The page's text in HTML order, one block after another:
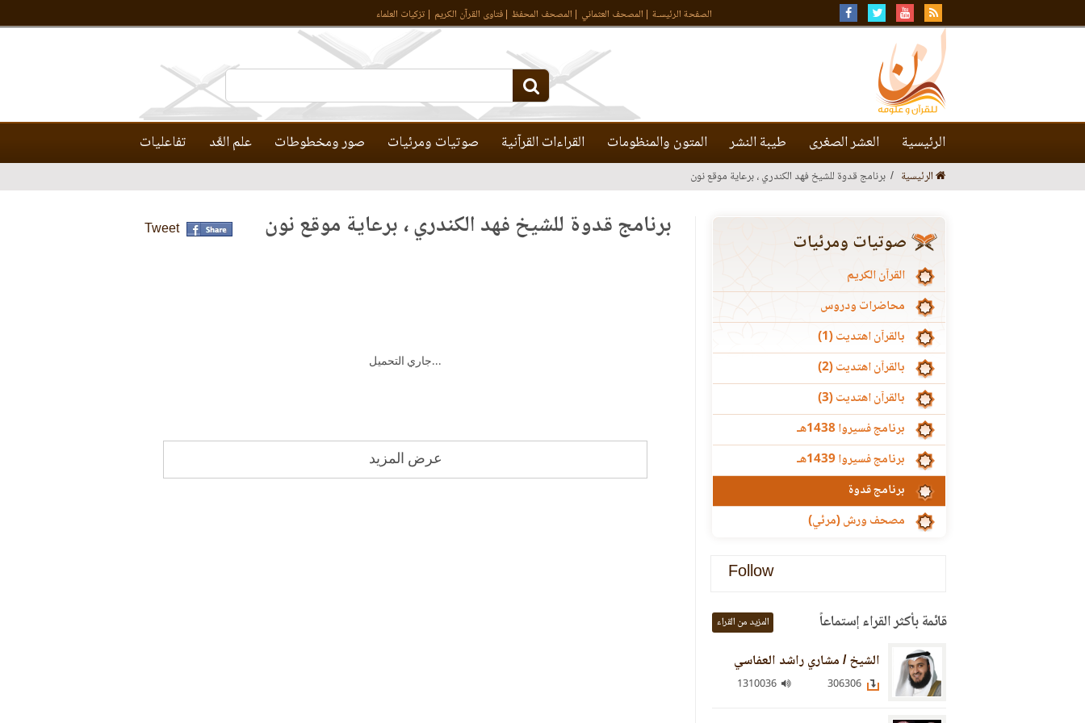
الصفحة الرئيسـة المصحف العثماني المصحف المحفظ فتاوى القرآن الكريم تزكيات العلماء
الرئيسية العشر الصغرى طيبة النشر المتون والمنظومات القراءات القرآنية صوتيات ومرئيات صور ومخطوطات علم العَّد تفاعليات
الرئيسية برنامج قدوة للشيخ فهد الكندري ، برعاية موقع نون
برنامج قدوة للشيخ فهد الكندري ، برعاية موقع نون Tweet
جاري التحميل...
عرض المزيد
صوتيات ومرئيات
القرآن الكريم
محاضرات ودروس
بالقرآن اهتديت (1)
بالقرآن اهتديت (2)
بالقرآن اهتديت (3)
برنامج فسيروا 1438هـ
برنامج فسيروا 1439هـ
برنامج قدوة
مصحف ورش (مرئي)
Follow
قائمة بأكثر القراء إستماعاً المزيد من القراء
الشيخ / مشاري راشد العفاسي